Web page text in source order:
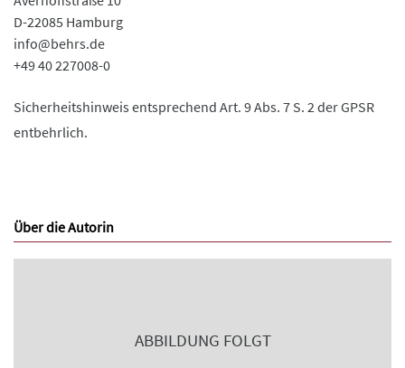
D-22085 Hamburg
info@behrs.de
+49 40 227008-0
Sicherheitshinweis entsprechend Art. 9 Abs. 7 S. 2 der GPSR
entbehrlich.
Über die Autorin
ABBILDUNG FOLGT